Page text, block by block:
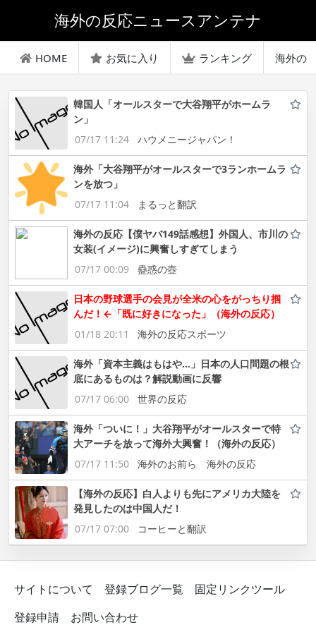
海外の反応ニュースアンテナ
HOME お気に入り ランキング 海外の
韓国人「オールスターで大谷翔平がホームラ
ン」
07/17 11:24
ハウメニージャパン！
海外「大谷翔平がオールスターで3ランホームラ
ンを放つ」
07/17 11:04
まるっと翻訳
海外の反応【僕ヤバ149話感想】外国人、市川の
女装(イメージ)に興奮しすぎてしまう
07/17 00:09
蠱惑の壺
日本の野球選手の会見が全米の心をがっちり掴
んだ！←「既に好きになった」（海外の反応）
01/18 20:11
海外の反応スポーツ
海外「資本主義はもはや…」日本の人口問題の根
底にあるものは？解説動画に反響
07/17 06:00
世界の反応
海外「ついに！」大谷翔平がオールスターで特
大アーチを放って海外大興奮！（海外の反応）
07/17 11:50
海外のお前ら 海外の反応
【海外の反応】白人よりも先にアメリカ大陸を
発見したのは中国人だ！
07/17 07:00
コーヒーと翻訳
サイトについて 登録ブログ一覧
固定リンクツール
登録申請
お問い合わせ